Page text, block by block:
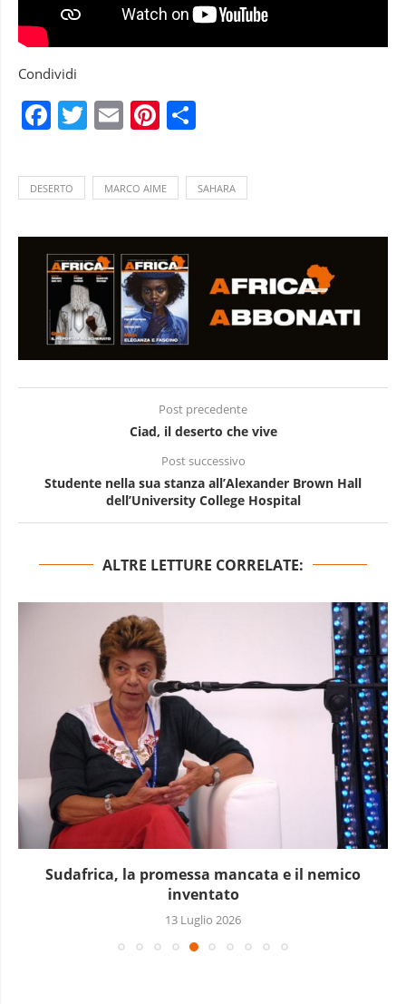
Condividi
Facebook
Twitter
EmailPinterest
DESERTO MARCO AIME SAHARA
Post precedente
Ciad, il deserto che vive
Post successivo
Studente nella sua stanza all’Alexander Brown Hall
dell’University College Hospital
ALTRE LETTURE CORRELATE:
Sudafrica, la promessa mancata e il nemico
inventato
13 Luglio 2026